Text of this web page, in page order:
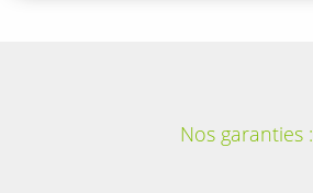
Nos garanties :